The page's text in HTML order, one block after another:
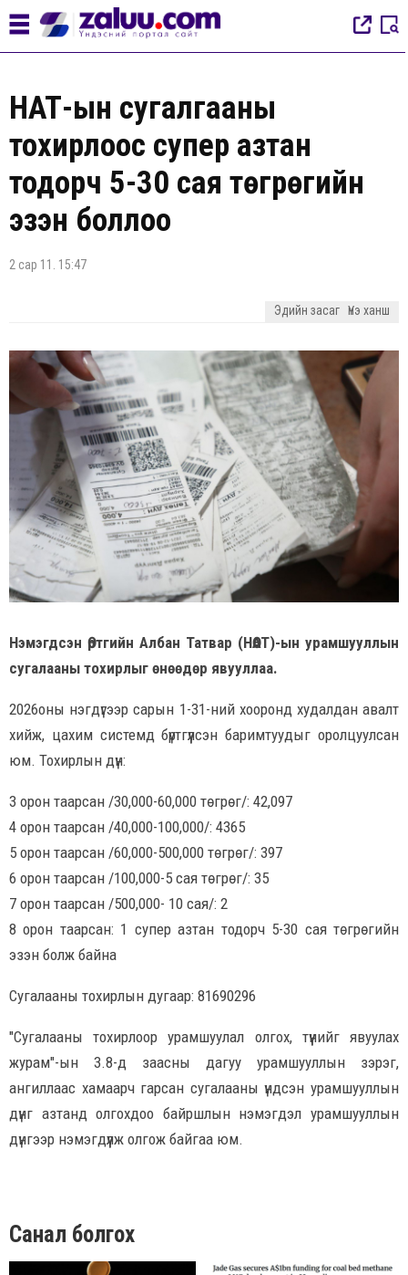
НӨАТ-ын сугалгааны
тохирлоос супер азтан
тодорч 5-30 сая төгрөгийн
эзэн боллоо
2 сар 11. 15:47
Эдийн засаг Үнэ ханш
Нэмэгдсэн Өртгийн Албан Татвар (НӨАТ)-ын урамшууллын
сугалааны тохирлыг өнөөдөр явууллаа.
2026оны нэгдүгээр сарын 1-31-ний хооронд худалдан авалт
хийж, цахим системд бүртгүүлсэн баримтуудыг оролцуулсан
юм. Тохирлын дүн:
3 орон таарсан /30,000-60,000 төгрөг/: 42,097
4 орон таарсан /40,000-100,000/: 4365
5 орон таарсан /60,000-500,000 төгрөг/: 397
6 орон таарсан /100,000-5 сая төгрөг/: 35
7 орон таарсан /500,000- 10 сая/: 2
8 орон таарсан: 1 супер азтан тодорч 5-30 сая төгрөгийн
эзэн болж байна
Сугалааны тохирлын дугаар: 81690296
"Сугалааны тохирлоор урамшуулал олгох, түүнийг явуулах
журам"-ын 3.8-д заасны дагуу урамшууллын зэрэг,
ангиллаас хамаарч гарсан сугалааны үндсэн урамшууллын
дүнг азтанд олгохдоо байршлын нэмэгдэл урамшууллын
дүнгээр нэмэгдүүлж олгож байгаа юм.
Санал болгох